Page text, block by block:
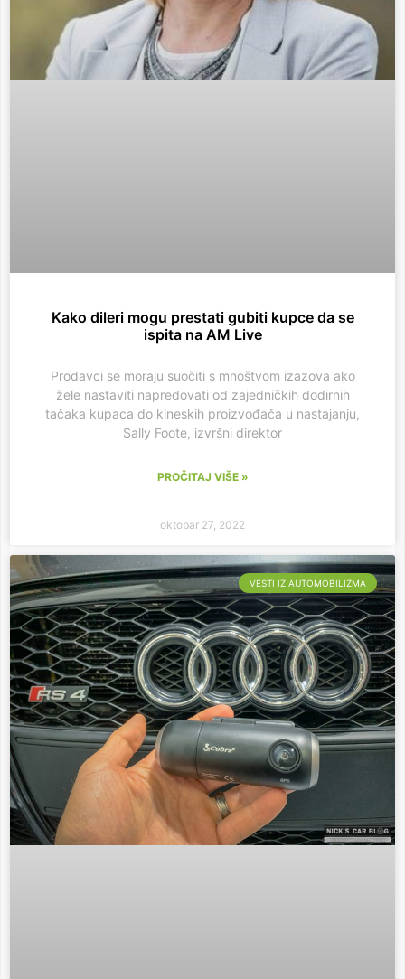
Kako dileri mogu prestati gubiti kupce da se
ispita na AM Live
Prodavci se moraju suočiti s mnoštvom izazova ako
žele nastaviti napredovati od zajedničkih dodirnih
tačaka kupaca do kineskih proizvođača u nastajanju,
Sally Foote, izvršni direktor
PROČITAJ VIŠE »
oktobar 27, 2022
VESTI IZ AUTOMOBILIZMA